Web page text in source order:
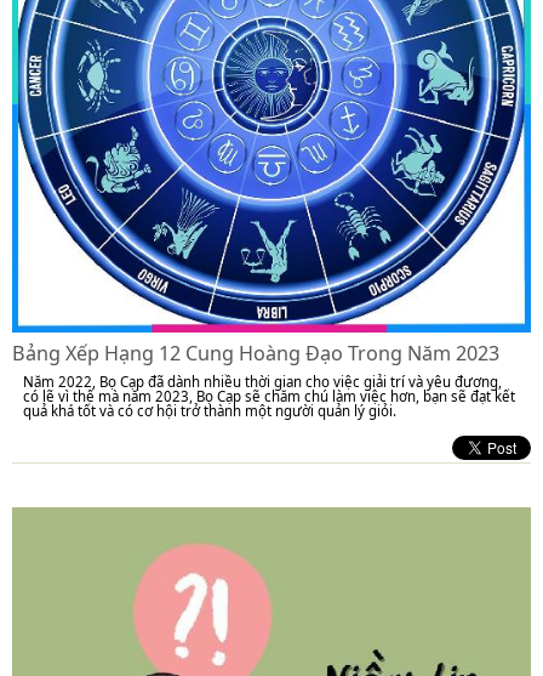
Bảng Xếp Hạng 12 Cung Hoàng Đạo Trong Năm 2023
Năm 2022, Bọ Cạp đã dành nhiều thời gian cho việc giải trí và yêu đương,
có lẽ vì thế mà năm 2023, Bọ Cạp sẽ chăm chú làm việc hơn, bạn sẽ đạt kết
quả khá tốt và có cơ hội trở thành một người quản lý giỏi.